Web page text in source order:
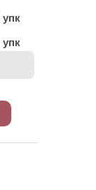
упк
упк